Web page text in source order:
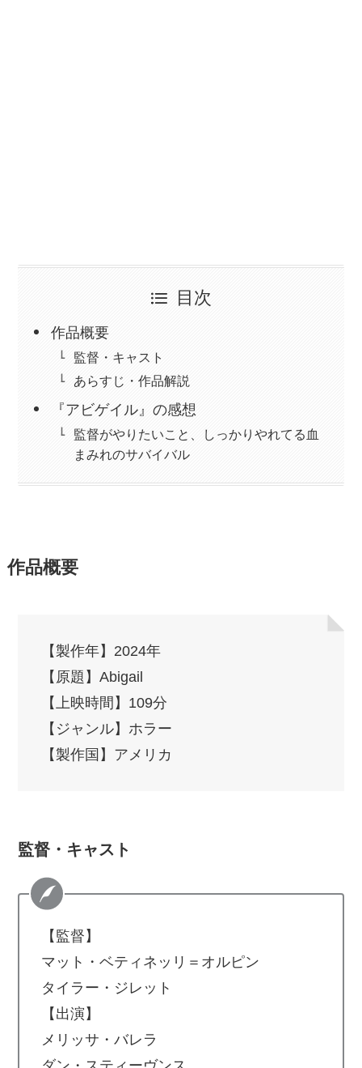
目次
作品概要
監督・キャスト
あらすじ・作品解説
『アビゲイル』の感想
監督がやりたいこと、しっかりやれてる血
まみれのサバイバル
作品概要
【製作年】2024年
【原題】Abigail
【上映時間】109分
【ジャンル】ホラー
【製作国】アメリカ
監督・キャスト
【監督】
マット・ベティネッリ＝オルピン
タイラー・ジレット
【出演】
メリッサ・バレラ